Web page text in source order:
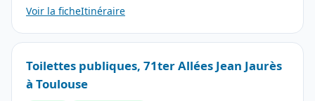
Voir la ficheItinéraire
Toilettes publiques, 71ter Allées Jean Jaurès
à Toulouse